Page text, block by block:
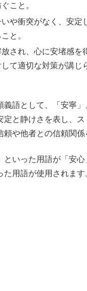
こと。
や衝突がなく、安
と。
され、心に安堵感
て適切な対策が講じ
義語として、「安寧
と静けさを表し、
や他者との信頼関
いった用語が「安
用語が使用されます